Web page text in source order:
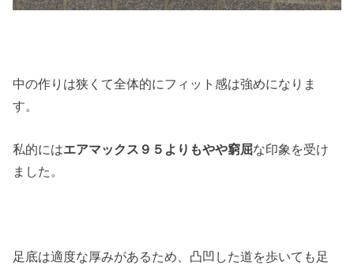
中の作りは狭くて全体的にフィット感は強めになりま
す。
私的にはエアマックス９５よりもやや窮屈な印象を受け
ました。
足底は適度な厚みがあるため、凸凹した道を歩いても足